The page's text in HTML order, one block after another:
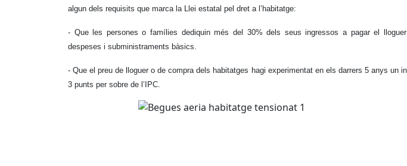
algun dels requisits que marca la Llei estatal pel dret a l’habitatge:
- Que les persones o famílies dediquin més del 30% dels seus ingressos a pagar el
despeses i subministraments bàsics.
- Que el preu de lloguer o de compra dels habitatges hagi experimentat en els darrers 5 anys un
3 punts per sobre de l’IPC.